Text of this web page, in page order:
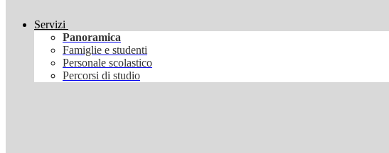
Servizi
Panoramica
Famiglie e studenti
Personale scolastico
Percorsi di studio